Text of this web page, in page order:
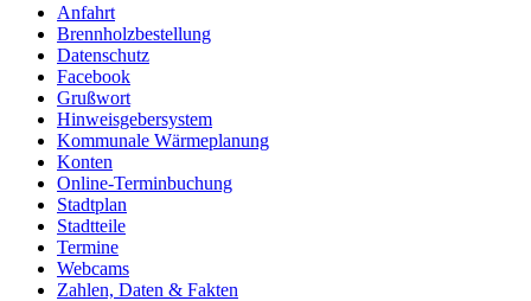
Anfahrt
Brennholzbestellung
Datenschutz
Facebook
Grußwort
Hinweisgebersystem
Kommunale Wärmeplanung
Konten
Online-Terminbuchung
Stadtplan
Stadtteile
Termine
Webcams
Zahlen, Daten & Fakten